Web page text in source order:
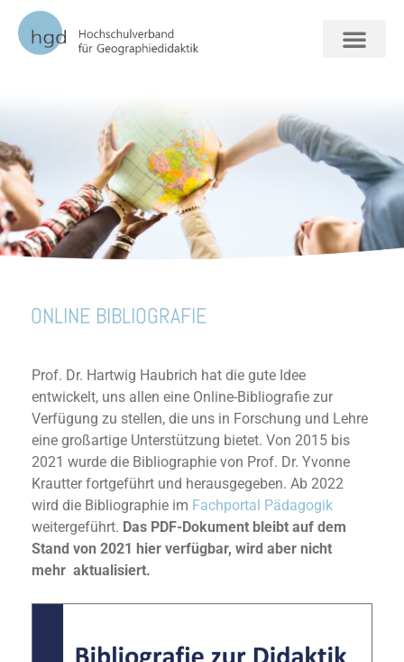
ONLINE BIBLIOGRAFIE
Prof. Dr. Hartwig Haubrich hat die gute Idee
entwickelt, uns allen eine Online-Bibliografie zur
Verfügung zu stellen, die uns in Forschung und Lehre
eine großartige Unterstützung bietet. Von 2015 bis
2021 wurde die Bibliographie von Prof. Dr. Yvonne
Krautter fortgeführt und herausgegeben. Ab 2022
wird die Bibliographie im Fachportal Pädagogik
weitergeführt. Das PDF-Dokument bleibt auf dem
Stand von 2021 hier verfügbar, wird aber nicht
mehr aktualisiert.